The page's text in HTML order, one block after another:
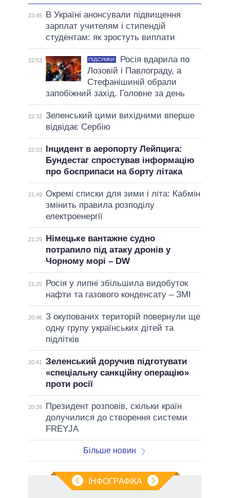
23:45
В Україні анонсували підвищення
зарплат учителям і стипендій
студентам: як зростуть виплати
22:53 ПІДСУМКИ
Росія вдарила по
Лозовій і Павлограду, а
Стефанішиній обрали
запобіжний захід. Головне за день
22:32 Зеленський цими вихідними вперше
відвідає Сербію
22:03
Інцидент в аеропорту Лейпцига:
Бундестаг спростував інформацію
про боєприпаси на борту літака
21:49 Окремі списки для зими і літа: Кабмін
змінить правила розподілу
електроенергії
21:29
Німецьке вантажне судно
потрапило під атаку дронів у
Чорному морі – DW
21:25
Росія у липні збільшила видобуток
нафти та газового конденсату – ЗМІ
20:46 З окупованих територій повернули ще
одну групу українських дітей та
підлітків
20:41
Зеленський доручив підготувати
«спеціальну санкційну операцію»
проти росії
20:39
Президент розповів, скільки країн
долучилися до створення системи
FREYJA
Більше новин
ІНФОГРАФІКА